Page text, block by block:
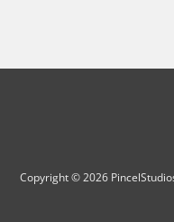
Copyright © 2026